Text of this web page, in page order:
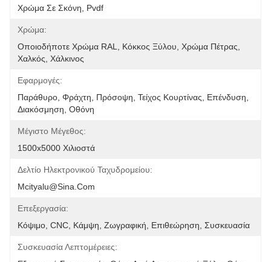
Χρώμα Σε Σκόνη, Pvdf
Χρώμα:
Οποιοδήποτε Χρώμα RAL, Κόκκος Ξύλου, Χρώμα Πέτρας,
Χαλκός, Χάλκινος
Εφαρμογές:
Παράθυρο, Φράχτη, Πρόσοψη, Τείχος Κουρτίνας, Επένδυση,
Διακόσμηση, Οθόνη
Μέγιστο Μέγεθος:
1500x5000 Χιλιοστά
Δελτίο Ηλεκτρονικού Ταχυδρομείου:
Mcityalu@sina.com
Επεξεργασία:
Κόψιμο, CNC, Κάμψη, Ζωγραφική, Επιθεώρηση, Συσκευασία
Συσκευασία Λεπτομέρειες: